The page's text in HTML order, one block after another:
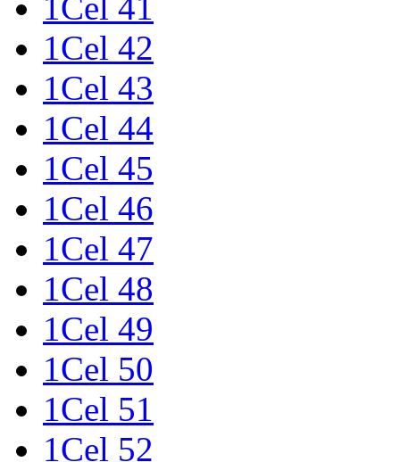
1Cel 42
1Cel 43
1Cel 44
1Cel 45
1Cel 46
1Cel 47
1Cel 48
1Cel 49
1Cel 50
1Cel 51
1Cel 52